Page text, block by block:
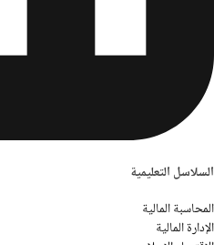
السلاسل التعليمية
المحاسبة المالية
الإدارة المالية